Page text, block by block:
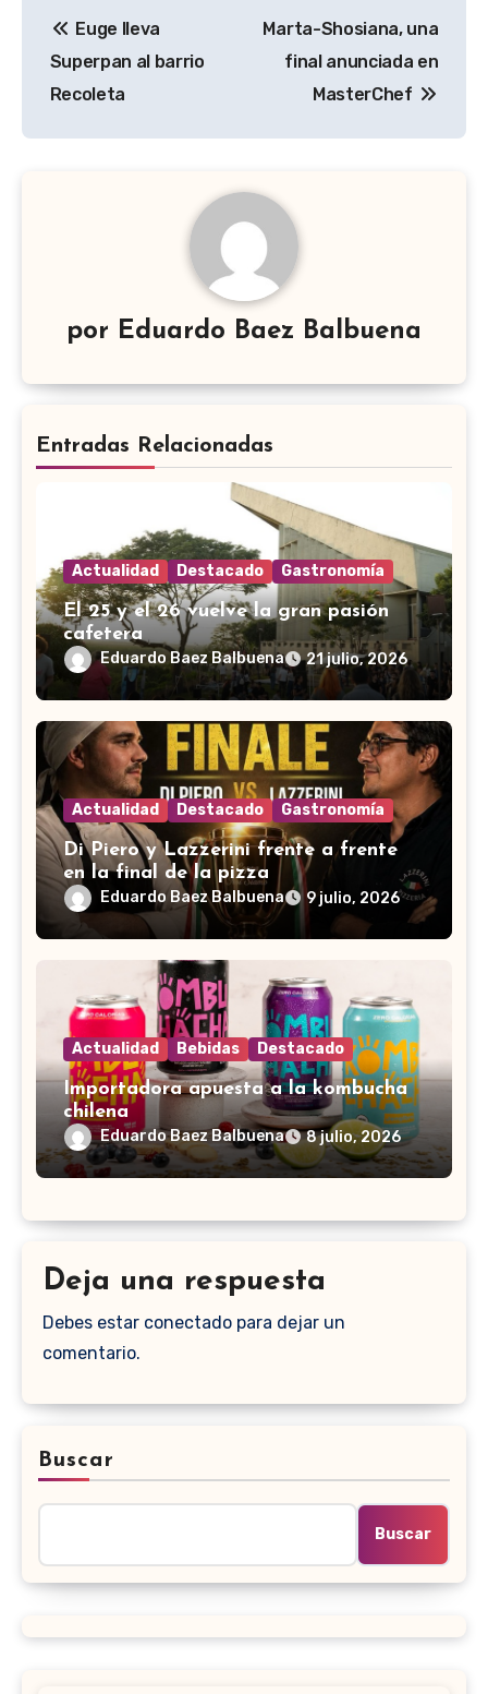
de
entradas
Euge lleva
Superpan al barrio
Recoleta
Marta-Shosiana, una
final anunciada en
MasterChef
por Eduardo Baez Balbuena
Entradas Relacionadas
Actualidad Destacado Gastronomía
El 25 y el 26 vuelve la gran pasión
cafetera
Eduardo Baez Balbuena 21 julio, 2026
Actualidad Destacado Gastronomía
Di Piero y Lazzerini frente a frente
en la final de la pizza
Eduardo Baez Balbuena 9 julio, 2026
Actualidad Bebidas Destacado
Importadora apuesta a la kombucha
chilena
Eduardo Baez Balbuena 8 julio, 2026
Deja una respuesta
Debes estar conectado para dejar un
comentario.
Buscar
Buscar